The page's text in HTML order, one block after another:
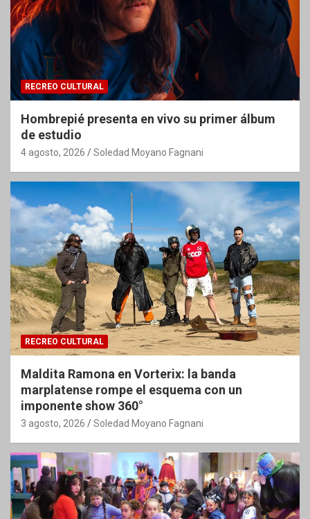
RECREO CULTURAL
Hombrepié presenta en vivo su primer álbum
de estudio
4 agosto, 2026 Soledad Moyano Fagnani
RECREO CULTURAL
Maldita Ramona en Vorterix: la banda
marplatense rompe el esquema con un
imponente show 360°
3 agosto, 2026 Soledad Moyano Fagnani